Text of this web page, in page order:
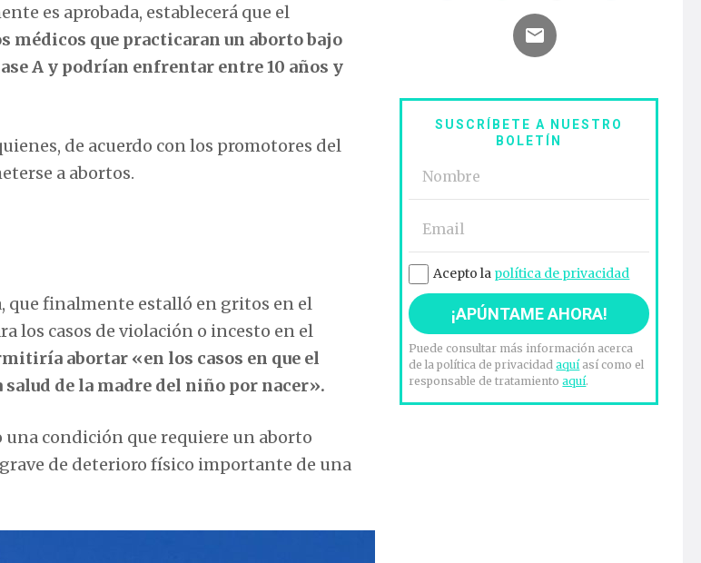
es aprobada, establecerá que el
médicos que practicaran un aborto bajo
A y podrían enfrentar entre 10 años y
de acuerdo con los promotores del
a abortos.
que finalmente estalló en gritos en el
los casos de violación o incesto en el
abortar «en los casos en que el
de la madre del niño por nacer».
una condición que requiere un aborto
de deterioro físico importante de una
SUSCRÍBETE A NUESTRO
BOLETÍN
Acepto la política de privacidad
Puede consultar más información acerca
de la política de privacidadaquíasí como el
responsable de tratamientoaquí.